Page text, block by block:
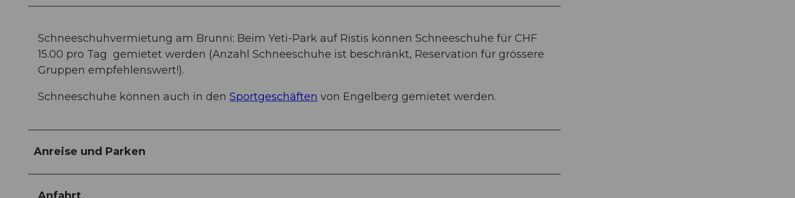
Schneeschuhvermietung am Brunni: Beim Yeti-Park auf Ristis können Schneeschuhe für CHF
15.00 pro Tag gemietet werden (Anzahl Schneeschuhe ist beschränkt, Reservation für grössere
Gruppen empfehlenswert!).
Schneeschuhe können auch in den Sportgeschäften von Engelberg gemietet werden.
Anreise und Parken